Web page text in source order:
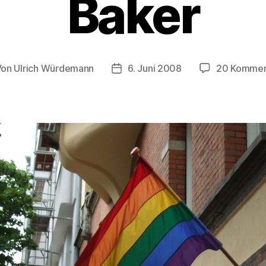
Baker
Ulrich Würdemann Beitragsdatum
6. Juni 2008 20